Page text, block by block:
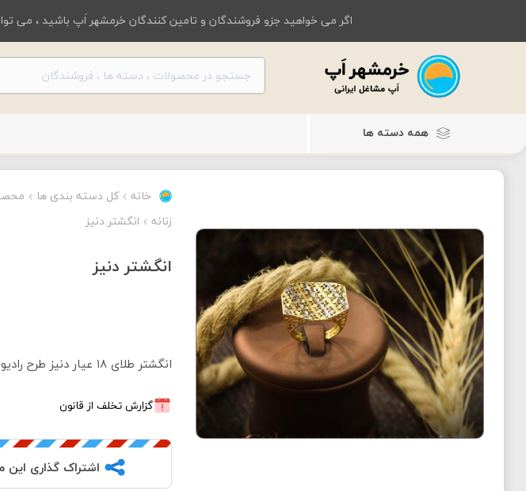
اگر می خواهید جزو فروشندگان و تامین کنندگان خرمشهر اَپ باشید ، می
همه دسته ها
خانه کل دسته بندی ها
زنانه
انگشتر دنیز
انگشتر دنیز
انگشتر طلای ۱۸ عیار دنیز طرح رادیوم
گزارش تخلف از قانون
اشتراک گذاری